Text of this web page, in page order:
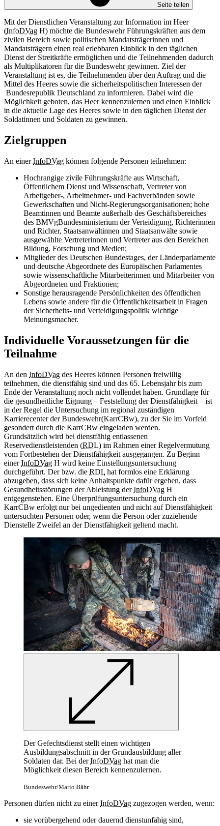
Seite teilen
Mit der Dienstlichen Veranstaltung zur Information im Heer
(InfoDVag H) möchte die Bundeswehr Führungskräften aus dem
zivilen Bereich sowie politischen Mandatsträgerinnen und
Mandatsträgern einen real erlebbaren Einblick in den täglichen
Dienst der Streitkräfte ermöglichen und die Teilnehmenden dadurch
als Multiplikatoren für die Bundeswehr gewinnen. Ziel der
Veranstaltung ist es, die Teilnehmenden über den Auftrag und die
Mittel des Heeres sowie die sicherheitspolitischen Interessen der
Bundesrepublik Deutschland zu informieren. Dabei wird die
Möglichkeit geboten, das Heer kennenzulernen und einen Einblick
in die aktuelle Lage des Heeres sowie in den täglichen Dienst der
Soldatinnen und Soldaten zu gewinnen.
Zielgruppen
An einerInfoDVag können folgende Personen teilnehmen:
Hochrangige zivile Führungskräfte aus Wirtschaft,
Öffentlichem Dienst und Wissenschaft, Vertreter von
Arbeitgeber-, Arbeitnehmer- und Fachverbänden sowie
Gewerkschaften und Nicht-Regierungsorganisationen; hohe
Beamtinnen und Beamte außerhalb des Geschäftsbereiches
des BMVgBundesministerium der Verteidigung, Richterinnen
und Richter, Staatsanwältinnen und Staatsanwälte sowie
ausgewählte Vertreterinnen und Vertreter aus den Bereichen
Bildung, Forschung und Medien;
Mitglieder des Deutschen Bundestages, der Länderparlamente
und deutsche Abgeordnete des Europäischen Parlamentes
sowie wissenschaftliche Mitarbeiterinnen und Mitarbeiter von
Abgeordneten und Fraktionen;
Sonstige herausragende Persönlichkeiten des öffentlichen
Lebens sowie andere für die Öffentlichkeitsarbeit in Fragen
der Sicherheits- und Verteidigungspolitik wichtige
Meinungsmacher.
Individuelle Voraussetzungen für die
Teilnahme
An den InfoDVag des Heeres können Personen freiwillig
teilnehmen, die dienstfähig sind und das 65. Lebensjahr bis zum
Ende der Veranstaltung noch nicht vollendet haben. Grundlage für
die gesundheitliche Eignung – Feststellung der Dienstfähigkeit – ist
in der Regel die Untersuchung im regional zuständigen
Karrierecenter der Bundeswehr(KarrCBw), zu der Sie im Vorfeld
gesondert durch die KarrCBw eingeladen werden.
Grundsätzlich wird bei dienstfähig entlassenen
Reservedienstleistenden (RDL) im Rahmen einer Regelvermutung
vom Fortbestehen der Dienstfähigkeit ausgegangen. Zu Beginn
einerInfoDVag H wird keine Einstellungsuntersuchung
durchgeführt. Der bzw. die RDL hat formlos eine Erklärung
abzugeben, dass sich keine Anhaltspunkte dafür ergeben, dass
Gesundheitsstörungen der Ableistung derInfoDVag H
entgegenstehen. Eine Überprüfungsuntersuchung durch ein
KarrCBw erfolgt nur bei ungedienten und nicht auf Dienstfähigkeit
untersuchten Personen oder, wenn die Person oder zuziehende
Dienstelle Zweifel an der Dienstfähigkeit geltend macht.
Der Gefechtsdienst stellt einen wichtigen
Ausbildungsabschnitt in der Grundausbildung aller
Soldaten dar. Bei derInfoDVag hat man die
Möglichkeit diesen Bereich kennenzulernen.
Bundeswehr/Mario Bähr
Personen dürfen nicht zu einerInfoDVag zugezogen werden, wenn:
sie vorübergehend oder dauernd dienstunfähig sind,